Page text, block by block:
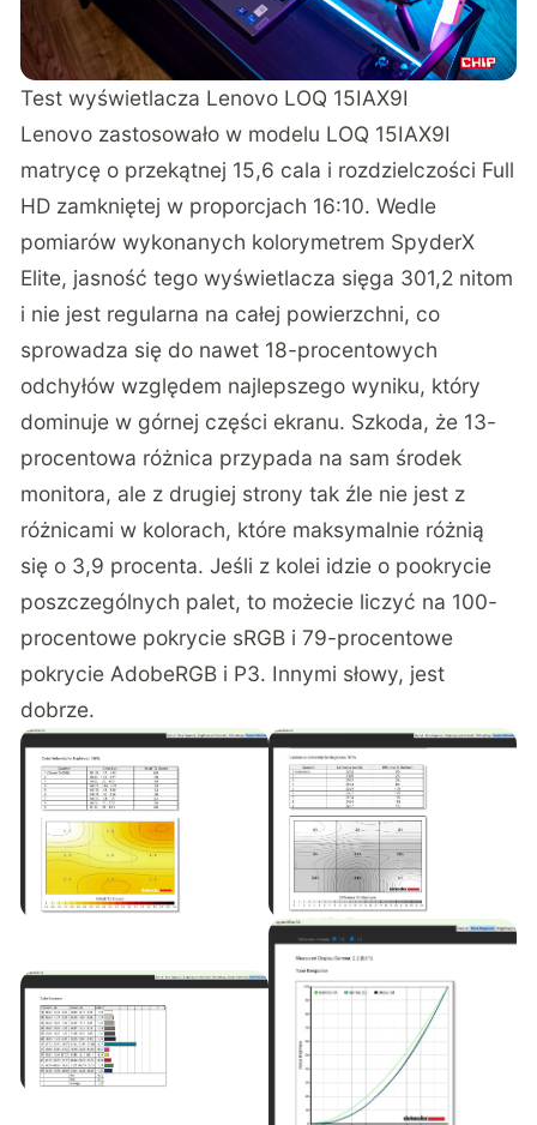
Test wyświetlacza Lenovo LOQ 15IAX9I
Lenovo zastosowało w modelu LOQ 15IAX9I
matrycę o przekątnej 15,6 cala i rozdzielczości Full
HD zamkniętej w proporcjach 16:10. Wedle
pomiarów wykonanych kolorymetrem SpyderX
Elite, jasność tego wyświetlacza sięga 301,2 nitom
i nie jest regularna na całej powierzchni, co
sprowadza się do nawet 18-procentowych
odchyłów względem najlepszego wyniku, który
dominuje w górnej części ekranu. Szkoda, że 13-
procentowa różnica przypada na sam środek
monitora, ale z drugiej strony tak źle nie jest z
różnicami w kolorach, które maksymalnie różnią
się o 3,9 procenta. Jeśli z kolei idzie o pookrycie
poszczególnych palet, to możecie liczyć na 100-
procentowe pokrycie sRGB i 79-procentowe
pokrycie AdobeRGB i P3. Innymi słowy, jest
dobrze.